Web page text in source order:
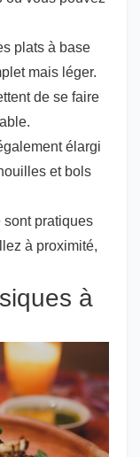
plats à base
mais léger.
de se faire
élargi
et bols
pratiques
à proximité,
à